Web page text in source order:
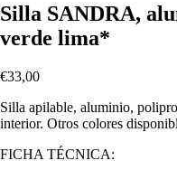
Silla SANDRA,
verde lima*
€33,00
Silla apilable, aluminio,
interior. Otros colores
FICHA TÉCNICA: